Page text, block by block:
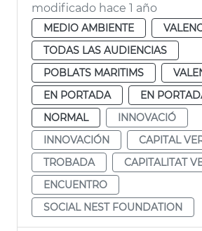
modificado hace 1 año
MEDIO AMBIENTE
TODAS LAS AUDIENCIAS
POBLATS MARITIMS
EN PORTADA
EN
NORMAL
INNOVACIÓ
INNOVACIÓN
CAPITAL
TROBADA
CAPITALITAT
ENCUENTRO
SOCIAL NEST FOUNDATION